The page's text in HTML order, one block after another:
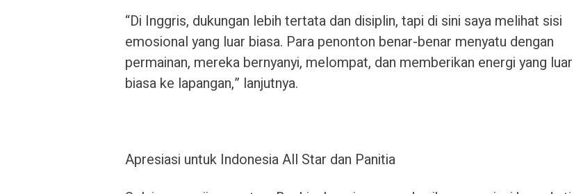
“Di Inggris, dukungan lebih tertata dan disiplin, tapi di sini saya melihat sisi
emosional yang luar biasa. Para penonton benar-benar menyatu dengan
permainan, mereka bernyanyi, melompat, dan memberikan energi yang luar
biasa ke lapangan,” lanjutnya.
Apresiasi untuk Indonesia All Star dan Panitia